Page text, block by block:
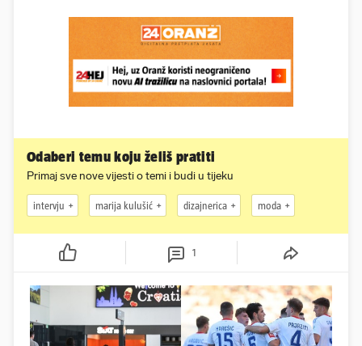
Odaberi temu koju želiš pratiti
Primaj sve nove vijesti o temi i budi u tijeku
intervju marija kulušić dizajnerica moda
1